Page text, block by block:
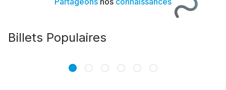
Billets Populaires
DAC8 et crypto : ce qui change en 2026